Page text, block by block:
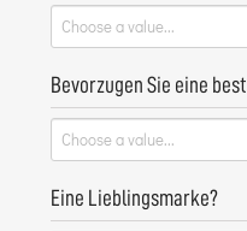
Bevorzugen Sie eine
Eine Lieblingsmarke?